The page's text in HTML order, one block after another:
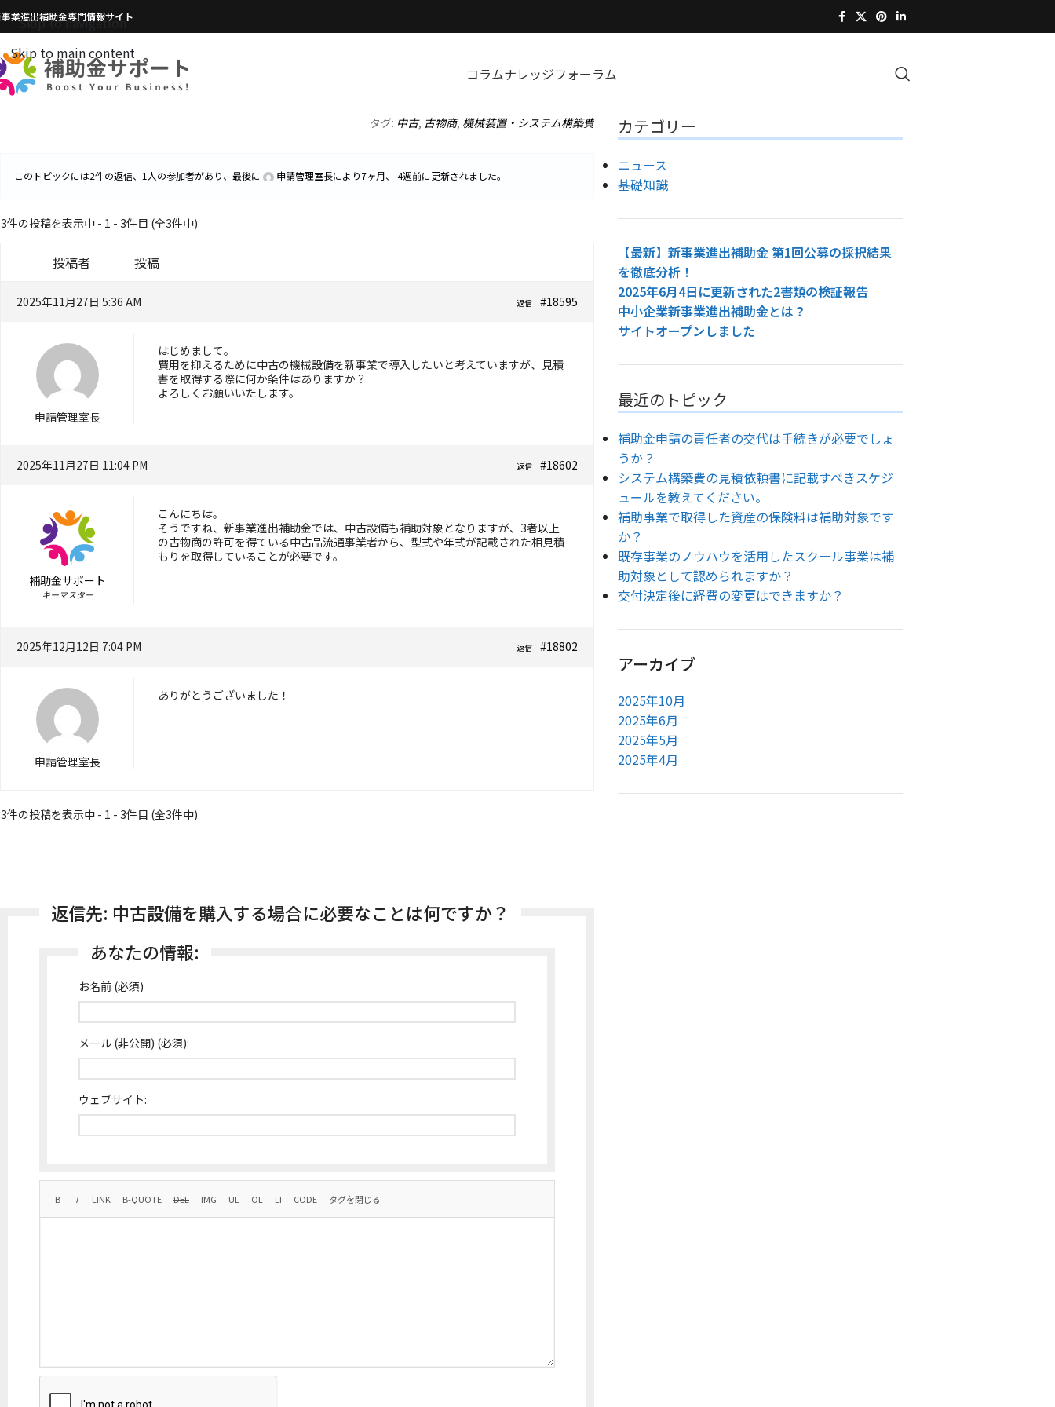
Skip to navigation
Skip to main content
業進出補助金専門情報サイト
コラムナレッジフォーラム
タグ: 中古, 古物商, 機械装置・システム構築費
このトピックには2件の返信、1人の参加者があり、最後に 申請管理室長により7ヶ月、 4週前に更新されました。
3件の投稿を表示中 - 1 - 3件目 (全3件中)
投稿者 投稿
2025年11月27日 5:36 AM #18595
返信
申請管理室長
はじめまして。
費用を抑えるために中古の機械設備を新事業で導入したいと考えていますが、見積
書を取得する際に何か条件はありますか？
よろしくお願いいたします。
2025年11月27日 11:04 PM #18602
返信
補助金サポート
キーマスター
こんにちは。
そうですね、新事業進出補助金では、中古設備も補助対象となりますが、3者以上
の古物商の許可を得ている中古品流通事業者から、型式や年式が記載された相見積
もりを取得していることが必要です。
2025年12月12日 7:04 PM #18802
返信
申請管理室長
ありがとうございました！
3件の投稿を表示中 - 1 - 3件目 (全3件中)
返信先: 中古設備を購入する場合に必要なことは何ですか？
あなたの情報:
お名前 (必須)
メール (非公開) (必須):
ウェブサイト:
カテゴリー
ニュース
基礎知識
【最新】新事業進出補助金 第1回公募の採択結果
を徹底分析！
2025年6月4日に更新された2書類の検証報告
中小企業新事業進出補助金とは？
サイトオープンしました
最近のトピック
補助金申請の責任者の交代は手続きが必要でしょ
うか？
システム構築費の見積依頼書に記載すべきスケジ
ュールを教えてください。
補助事業で取得した資産の保険料は補助対象です
か？
既存事業のノウハウを活用したスクール事業は補
助対象として認められますか？
交付決定後に経費の変更はできますか？
アーカイブ
2025年10月
2025年6月
2025年5月
2025年4月